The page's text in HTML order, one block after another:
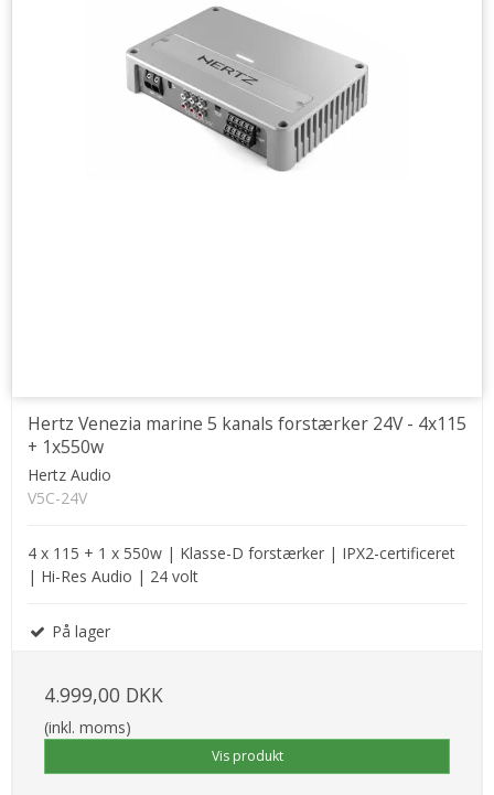
Hertz Venezia marine 5 kanals forstærker 24V - 4x115
+ 1x550w
Hertz Audio
V5C-24V
4 x 115 + 1 x 550w | Klasse-D forstærker | IPX2-certificeret
| Hi-Res Audio | 24 volt
På lager
4.999,00 DKK
(inkl. moms)
Vis produkt